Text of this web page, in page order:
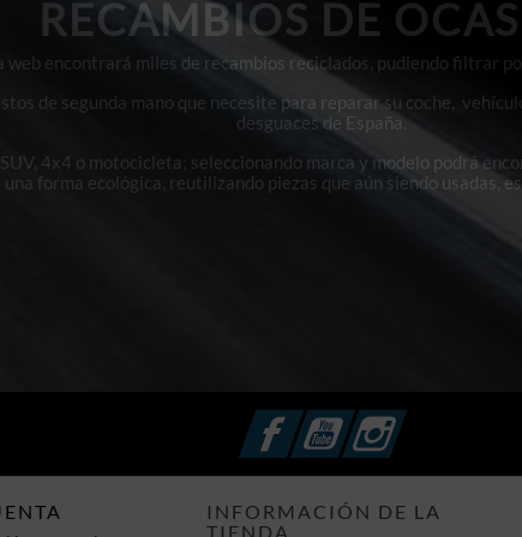
RECAMBIOS DE
web encontrará miles de recambios reciclados, pudiendo filtrar
de segunda mano que necesite para reparar su coche,
desguaces de España.
4x4 o motocicleta; seleccionando marca y modelo podrá
forma ecológica, reutilizando piezas que aún siendo usadas,
FacebookYouTubeInstagram
INFORMACIÓN DE LA
TIENDA